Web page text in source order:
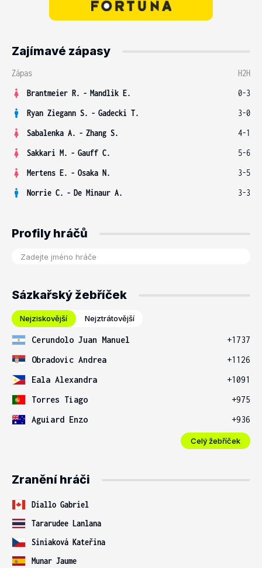
Zajímavé zápasy
Zápas
H2H
Brantmeier R. - Mandlik E.
0-3
Ryan Ziegann S. - Gadecki T.
3-0
Sabalenka A. - Zhang S.
4-1
Sakkari M. - Gauff C.
5-6
Mertens E. - Osaka N.
3-5
Norrie C. - De Minaur A. 3-3
Profily hráčů
Sázkařský žebříček
Nejziskovější Nejztrátovější
Cerundolo Juan Manuel
+1737
Obradovic Andrea
+1126
Eala Alexandra
+1091
Torres Tiago
+975
Aguiard Enzo
+936
Celý žebříček
Zranění hráči
Diallo Gabriel
Tararudee Lanlana
Siniaková Kateřina
Munar Jaume